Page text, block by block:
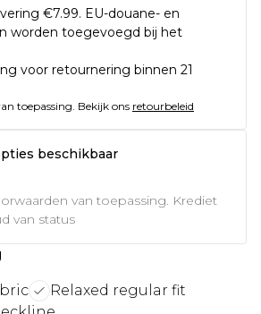
€7.99. EU-douane- en
worden toegevoegd bij het
voor retournering binnen 21
toepassing. Bekijk ons retourbeleid
beschikbaar
van toepassing. Krediet
van status
Relaxed regular fit